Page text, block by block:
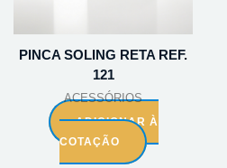
PINCA SOLING RETA REF.
121
ACESSÓRIOS
ADICIONAR À
COTAÇÃO